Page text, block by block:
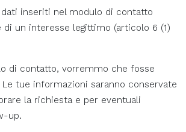
inseriti nel modulo di contatto
di un interesse legittimo (articolo 6 (1)
di contatto, vorremmo che fosse
tue informazioni saranno conservate
la richiesta e per eventuali
up.